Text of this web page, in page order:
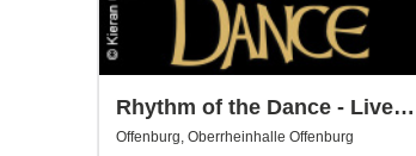
Rhythm of the Dance - Live
2027
Offenburg, Oberrheinhalle Offenburg